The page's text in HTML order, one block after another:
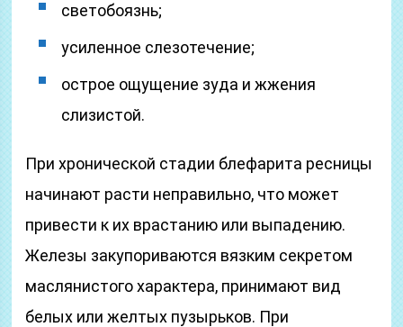
светобоязнь;
усиленное слезотечение;
острое ощущение зуда и жжения
слизистой.
При хронической стадии блефарита ресницы
начинают расти неправильно, что может
привести к их врастанию или выпадению.
Железы закупориваются вязким секретом
маслянистого характера, принимают вид
белых или желтых пузырьков. При